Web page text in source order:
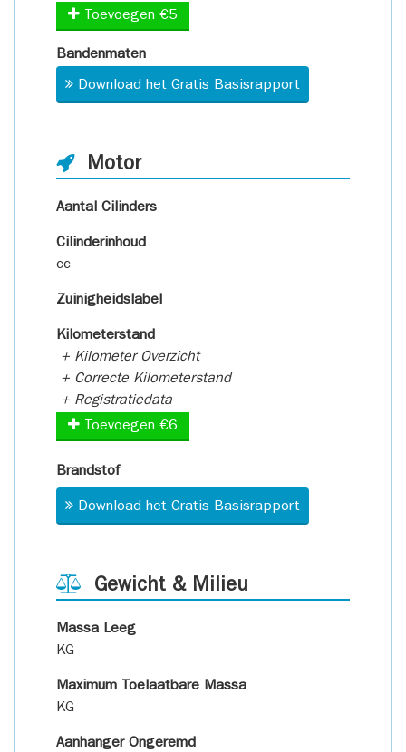
Toevoegen €5
Bandenmaten
Download het Gratis Basisrapport
Motor
Aantal Cilinders
Cilinderinhoud
cc
Zuinigheidslabel
Kilometerstand
+ Kilometer Overzicht
+ Correcte Kilometerstand
+ Registratiedata
Toevoegen €6
Brandstof
Download het Gratis Basisrapport
Gewicht & Milieu
Massa Leeg
KG
Maximum Toelaatbare Massa
KG
Aanhanger Ongeremd